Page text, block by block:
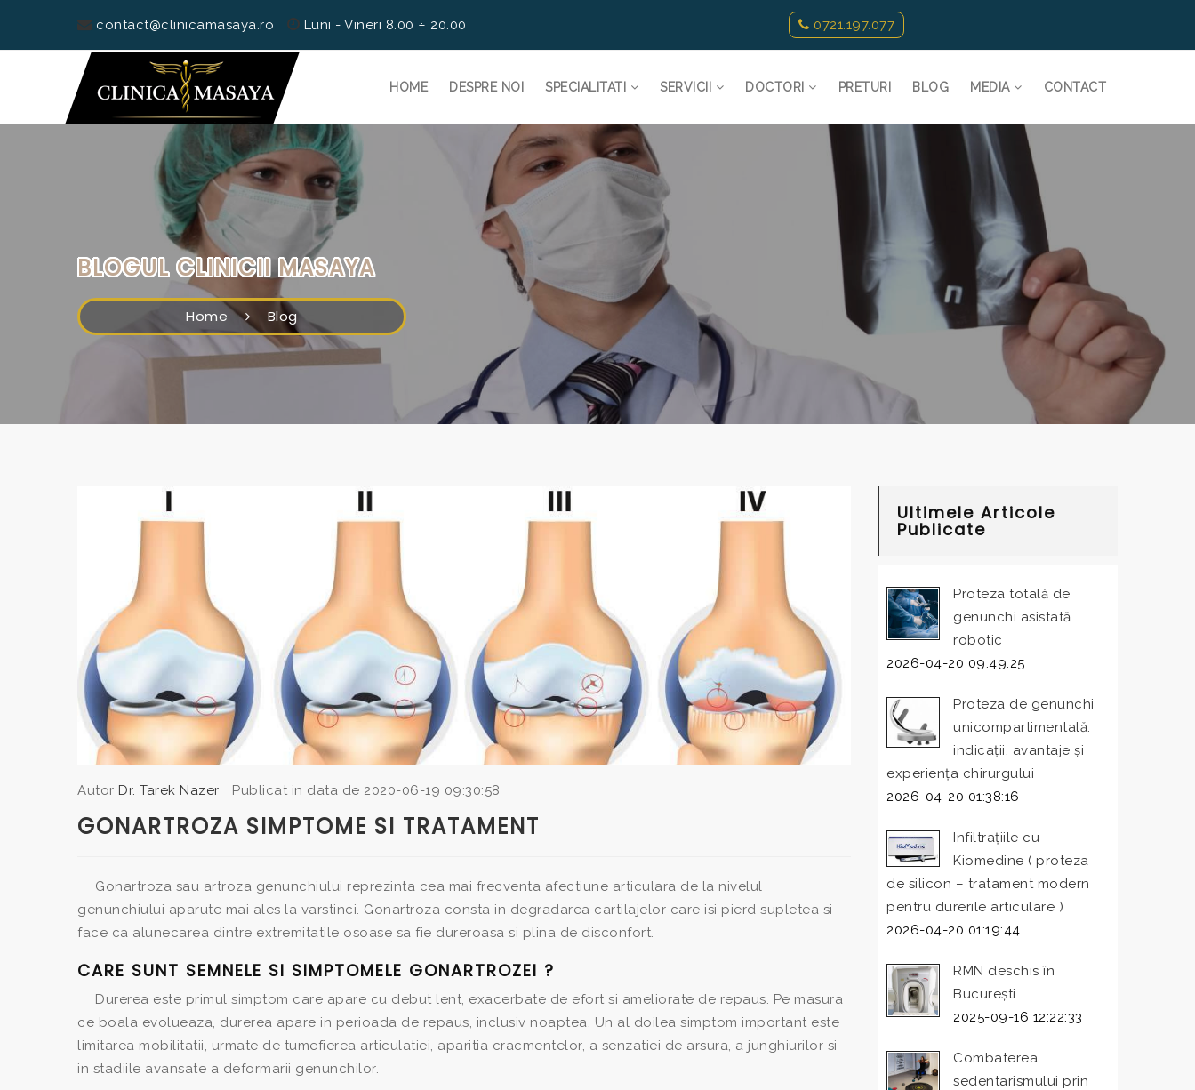
contact@clinicamasaya.ro Luni - Vineri 8.00 ÷ 20.00 0721.197.077
HOME DESPRE NOI SPECIALITATI SERVICII DOCTORI PRETURI BLOG MEDIA CONTACT
BLOGUL CLINICII MASAYA
Home Blog
Autor Dr. Tarek Nazer Publicat in data de 2020-06-19 09:30:58
GONARTROZA SIMPTOME SI TRATAMENT
Gonartroza sau artroza genunchiului reprezinta cea mai frecventa afectiune articulara de la nivelul
genunchiului aparute mai ales la varstinci. Gonartroza consta in degradarea cartilajelor care isi pierd supletea si
face ca alunecarea dintre extremitatile osoase sa fie dureroasa si plina de disconfort.
CARE SUNT SEMNELE SI SIMPTOMELE GONARTROZEI ?
Durerea este primul simptom care apare cu debut lent, exacerbate de efort si ameliorate de repaus. Pe masura
ce boala evolueaza, durerea apare in perioada de repaus, inclusiv noaptea. Un al doilea simptom important este
limitarea mobilitatii, urmate de tumefierea articulatiei, aparitia cracmentelor, a senzatiei de arsura, a junghiurilor si
in stadiile avansate a deformarii genunchilor.
Ultimele Articole
Publicate
Proteza totală de
genunchi asistată
robotic
2026-04-20 09:49:25
Proteza de genunchi
unicompartimentală:
indicații, avantaje și
experiența chirurgului
2026-04-20 01:38:16
Infiltrațiile cu
Kiomedine ( proteza
de silicon – tratament modern
pentru durerile articulare )
2026-04-20 01:19:44
RMN deschis în
București
2025-09-16 12:22:33
Combaterea
sedentarismului prin